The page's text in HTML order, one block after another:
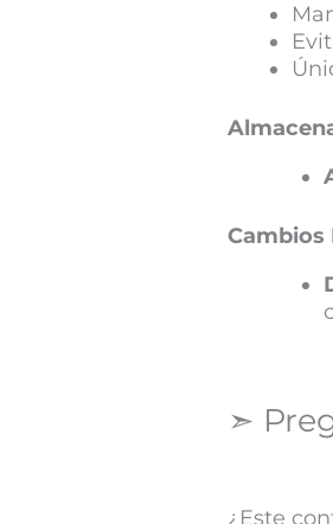
Cambios
➣
¿Este